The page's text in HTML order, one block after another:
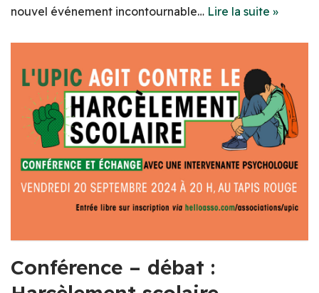
nouvel événement incontournable… Lire la suite »
Conférence – débat :